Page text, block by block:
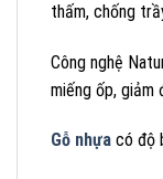
thấm, chống
Công nghệ
miếng ốp, giảm
Gỗ nhựa có độ